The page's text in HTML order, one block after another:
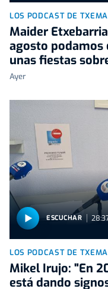
LOS PODCAST DE
Maider
agosto podamos
unas fiestas
Ayer
ESCUCHAR
LOS PODCAST DE
Mikel Irujo: "En
está dando